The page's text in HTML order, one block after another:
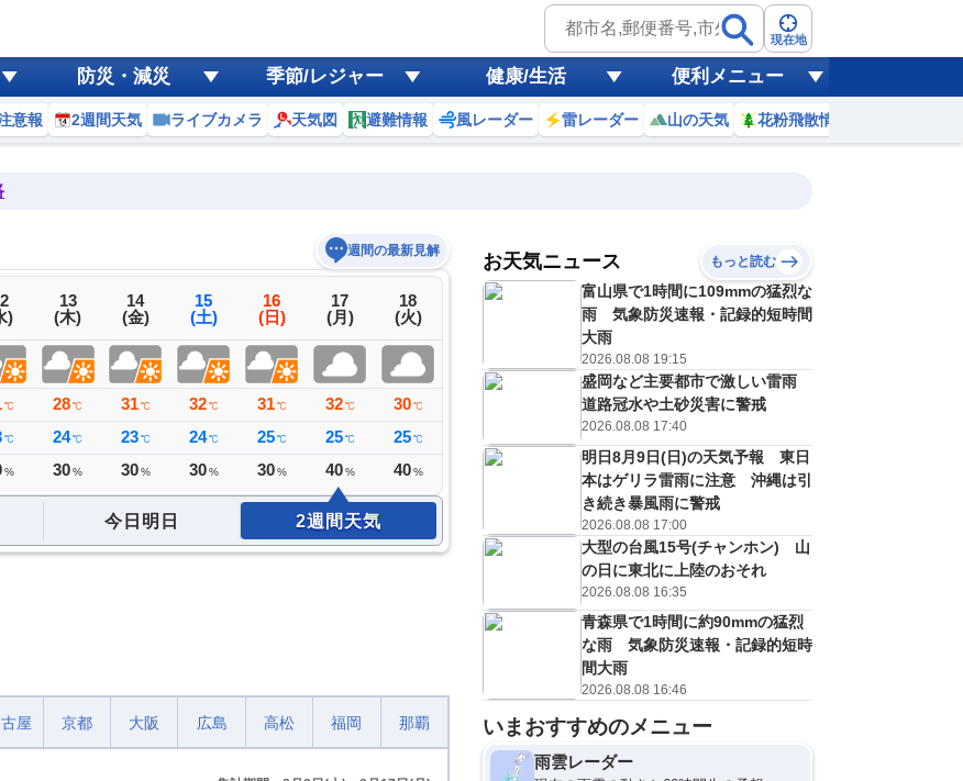
現在地
防災・減災 季節/レジャー 健康/生活 便利メニュー
意報 2週間天気 ライブカメラ 天気図 避難情報 風レーダー 雷レーダー 山の天気 花粉飛散情報
週間の最新見解
)
℃
℃
%
13
(木)
28℃
24℃
30%
14
(金)
31℃
23℃
30%
15
(土)
32℃
24℃
30%
16
(日)
31 ℃
25 ℃
30 %
17
(月)
32 ℃
25 ℃
40 %
18
(火)
30 ℃
25 ℃
40 %
19
℃
21
(金)
D
33℃
26
30 %
22
(土)
E
33℃
26
30%
予報の
信頼度
B
C
D
？
今日明日 2週間天気
屋 京都 大阪 広島 高松 福岡 那覇
お天気ニュース もっと読む
富山県で1時間に109mmの猛烈な
雨 気象防災速報・記録的短時間
大雨
2026.08.08 19:15
盛岡など主要都市で激しい雷雨
道路冠水や土砂災害に警戒
2026.08.08 17:40
明日8月9日(日)の天気予報 東日
本はゲリラ雷雨に注意 沖縄は引
き続き暴風雨に警戒
2026.08.08 17:00
大型の台風15号(チャンホン) 山
の日に東北に上陸のおそれ
2026.08.08 16:35
青森県で1時間に約90mmの猛烈
な雨 気象防災速報・記録的短時
間大雨
2026.08.08 16:46
いまおすすめのメニュー
雨雲レーダー